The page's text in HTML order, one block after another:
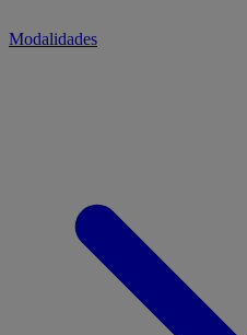
Modalidades